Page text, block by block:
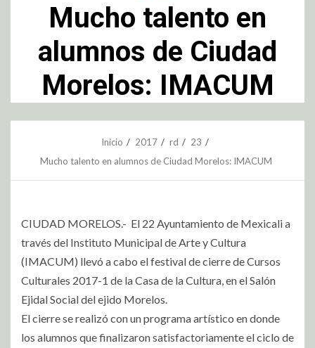
Mucho talento en
alumnos de Ciudad
Morelos: IMACUM
Inicio 2017 rd
23
Mucho talento en alumnos de Ciudad Morelos: IMACUM
CIUDAD MORELOS.- El 22 Ayuntamiento de Mexicali a
través del Instituto Municipal de Arte y Cultura
(IMACUM) llevó a cabo el festival de cierre de Cursos
Culturales 2017-1 de la Casa de la Cultura, en el Salón
Ejidal Social del ejido Morelos.
El cierre se realizó con un programa artístico en donde
los alumnos que finalizaron satisfactoriamente el ciclo de